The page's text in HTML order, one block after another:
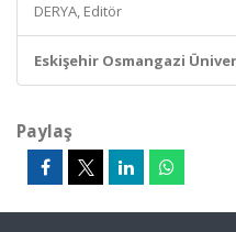
DERYA, Editör
Eskişehir Osmangazi
Paylaş